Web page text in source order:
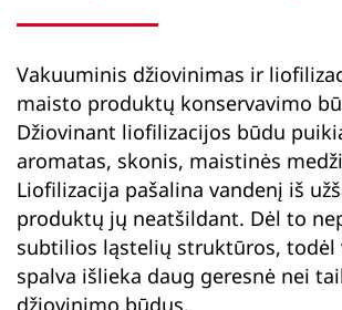
Vakuuminis džiovinimas ir
maisto produktų konservavimo
Džiovinant liofilizacijos būdu
aromatas, skonis, maistinės
Liofilizacija pašalina vandenį iš
produktų jų neatšildant. Dėl to
subtilios ląstelių struktūros, todėl
spalva išlieka daug geresnė nei
džiovinimo būdus.